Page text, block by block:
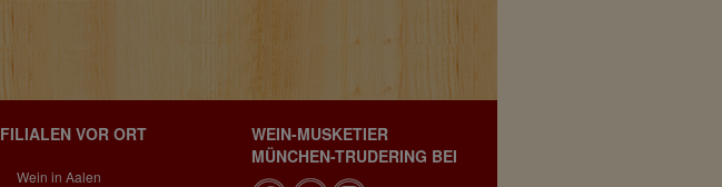
FILIALEN VOR ORT
Wein in Aalen
WEIN-MUSKETIER
MÜNCHEN-TRUDERING BEI